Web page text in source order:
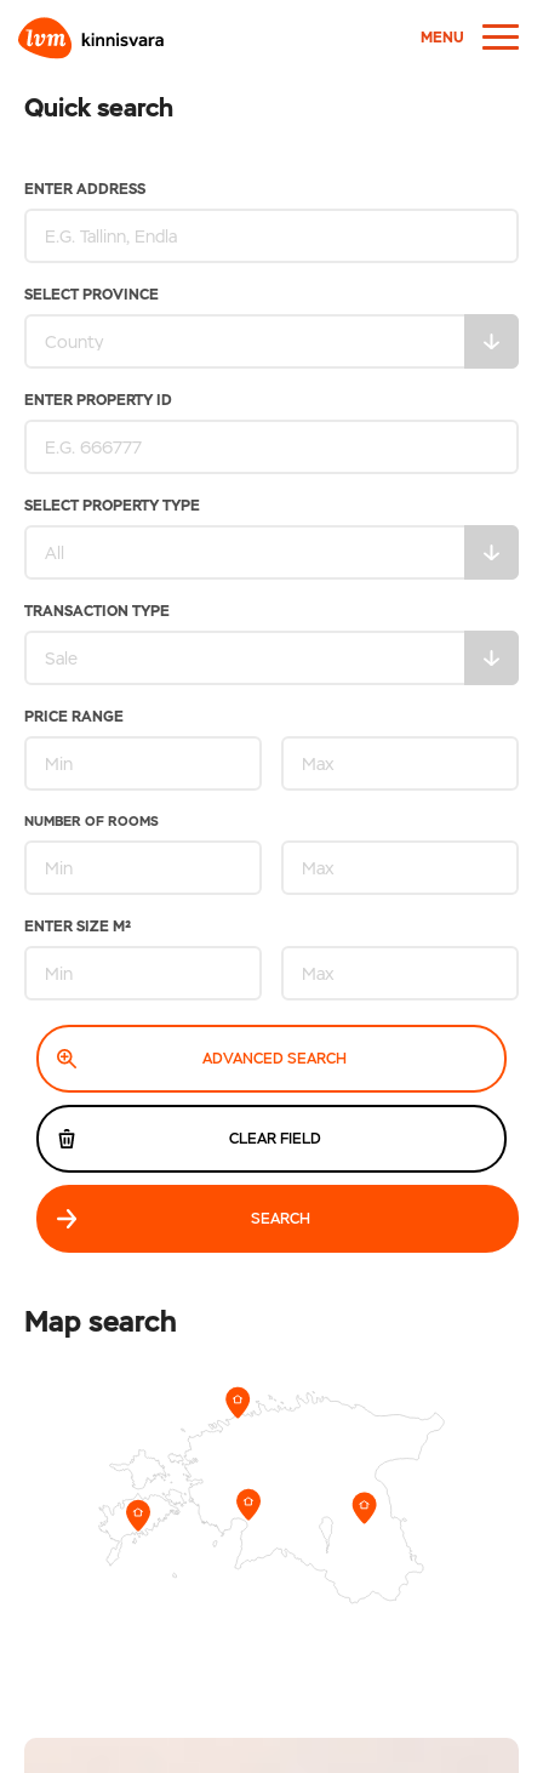
MENU
Quick search
ENTER ADDRESS
SELECT PROVINCE
ENTER PROPERTY ID
SELECT PROPERTY TYPE
TRANSACTION TYPE
PRICE RANGE
NUMBER OF ROOMS
ENTER SIZE M²
ADVANCED SEARCH
CLEAR FIELD
SEARCH
Map search